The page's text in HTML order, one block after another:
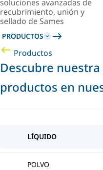
soluciones avanzadas de
recubrimiento, unión y
sellado de Sames
PRODUCTOS
Productos
Descubre
productos en
LÍQUIDO
POLVO